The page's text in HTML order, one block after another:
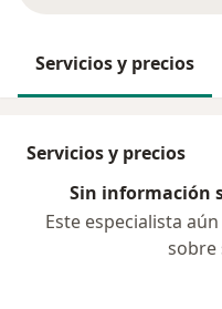
Servicios y precios
Servicios y precios
Sin información
Este especialista
sobre